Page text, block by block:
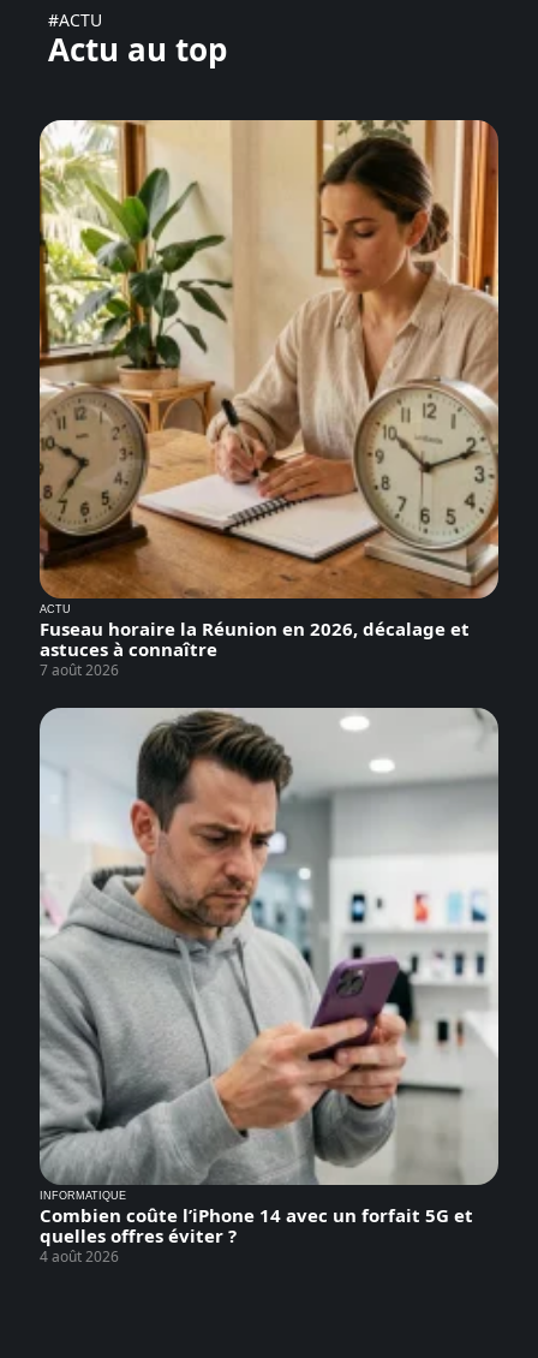
#ACTU
Actu au top
ACTU
Fuseau horaire la Réunion en 2026, décalage et
astuces à connaître
7 août 2026
INFORMATIQUE
Combien coûte l’iPhone 14 avec un forfait 5G et
quelles offres éviter ?
4 août 2026